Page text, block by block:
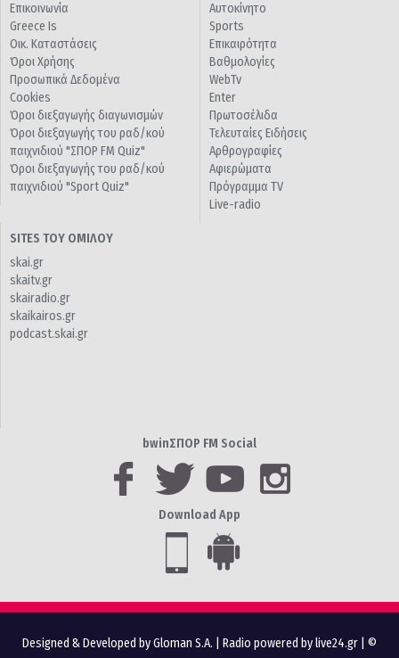
Επικοινωνία
Greece Is
Οικ. Καταστάσεις
Όροι Χρήσης
Προσωπικά Δεδομένα
Cookies
Όροι διεξαγωγής διαγωνισμών
Όροι διεξαγωγής του ραδ/κού
παιχνιδιού "ΣΠΟΡ FM Quiz"
Όροι διεξαγωγής του ραδ/κού
παιχνιδιού "Sport Quiz"
Αυτοκίνητο
Sports
Επικαιρότητα
Βαθμολογίες
WebTv
Enter
Πρωτοσέλιδα
Τελευταίες Ειδήσεις
Αρθρογραφίες
Αφιερώματα
Πρόγραμμα TV
Live-radio
SITES ΤΟΥ ΟΜΙΛΟΥ
skai.gr
skaitv.gr
skairadio.gr
skaikairos.gr
podcast.skai.gr
bwinΣΠΟΡ FM Social
Download App
Designed & Developed by Gloman S.A. Radio powered by live24.gr | ©